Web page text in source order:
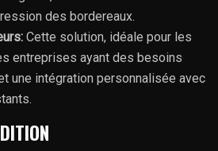
des bordereaux.
Cette solution, idéale pour les
entreprises ayant des besoins
une intégration personnalisée avec